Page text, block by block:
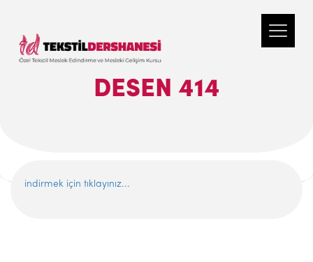
DESEN 414
indirmek için tıklayınız...